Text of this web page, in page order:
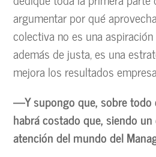
argumentar por qué
colectiva no es una
además de justa, es una
mejora los resultados
—Y supongo que, sobre todo
habrá costado que, siendo
atención del mundo del